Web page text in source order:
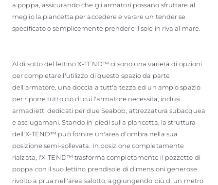
a poppa, assicurando che gli armatori possano sfruttare al
meglio la plancetta per accedere e varare un tender se
specificato o semplicemente prendere il sole in riva al mare.
Al di sotto del lettino X-TEND™ ci sono una varietà di opzioni
per completare l'utilizzo di questo spazio da parte
dell'armatore, una doccia a tutt'altezza ed un ampio spazio
per riporre tutto ciò di cui l'armatore necessita, inclusi
armadietti dedicati per due Seabob, attrezzatura subacquea
e asciugamani. Stando in piedi sulla plancetta, la struttura
dell'X-TEND™ può fornire un'area d'ombra nella sua
posizione semi-sollevata. In posizione completamente
rialzata, l'X-TEND™ trasforma completamente il pozzetto di
poppa con il suo lettino prendisole di dimensioni generose
rivolto a prua nell'area salotto, aggiungendo più di un metro